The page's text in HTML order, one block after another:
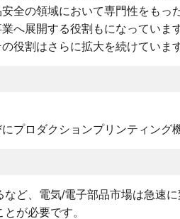
全の領域において専門性をもっ
へ展開する役割もになっていま
役割はさらに拡大を続けています
プロダクションプリンティング
ど、電気/電子部品市場は急速
が必要です。